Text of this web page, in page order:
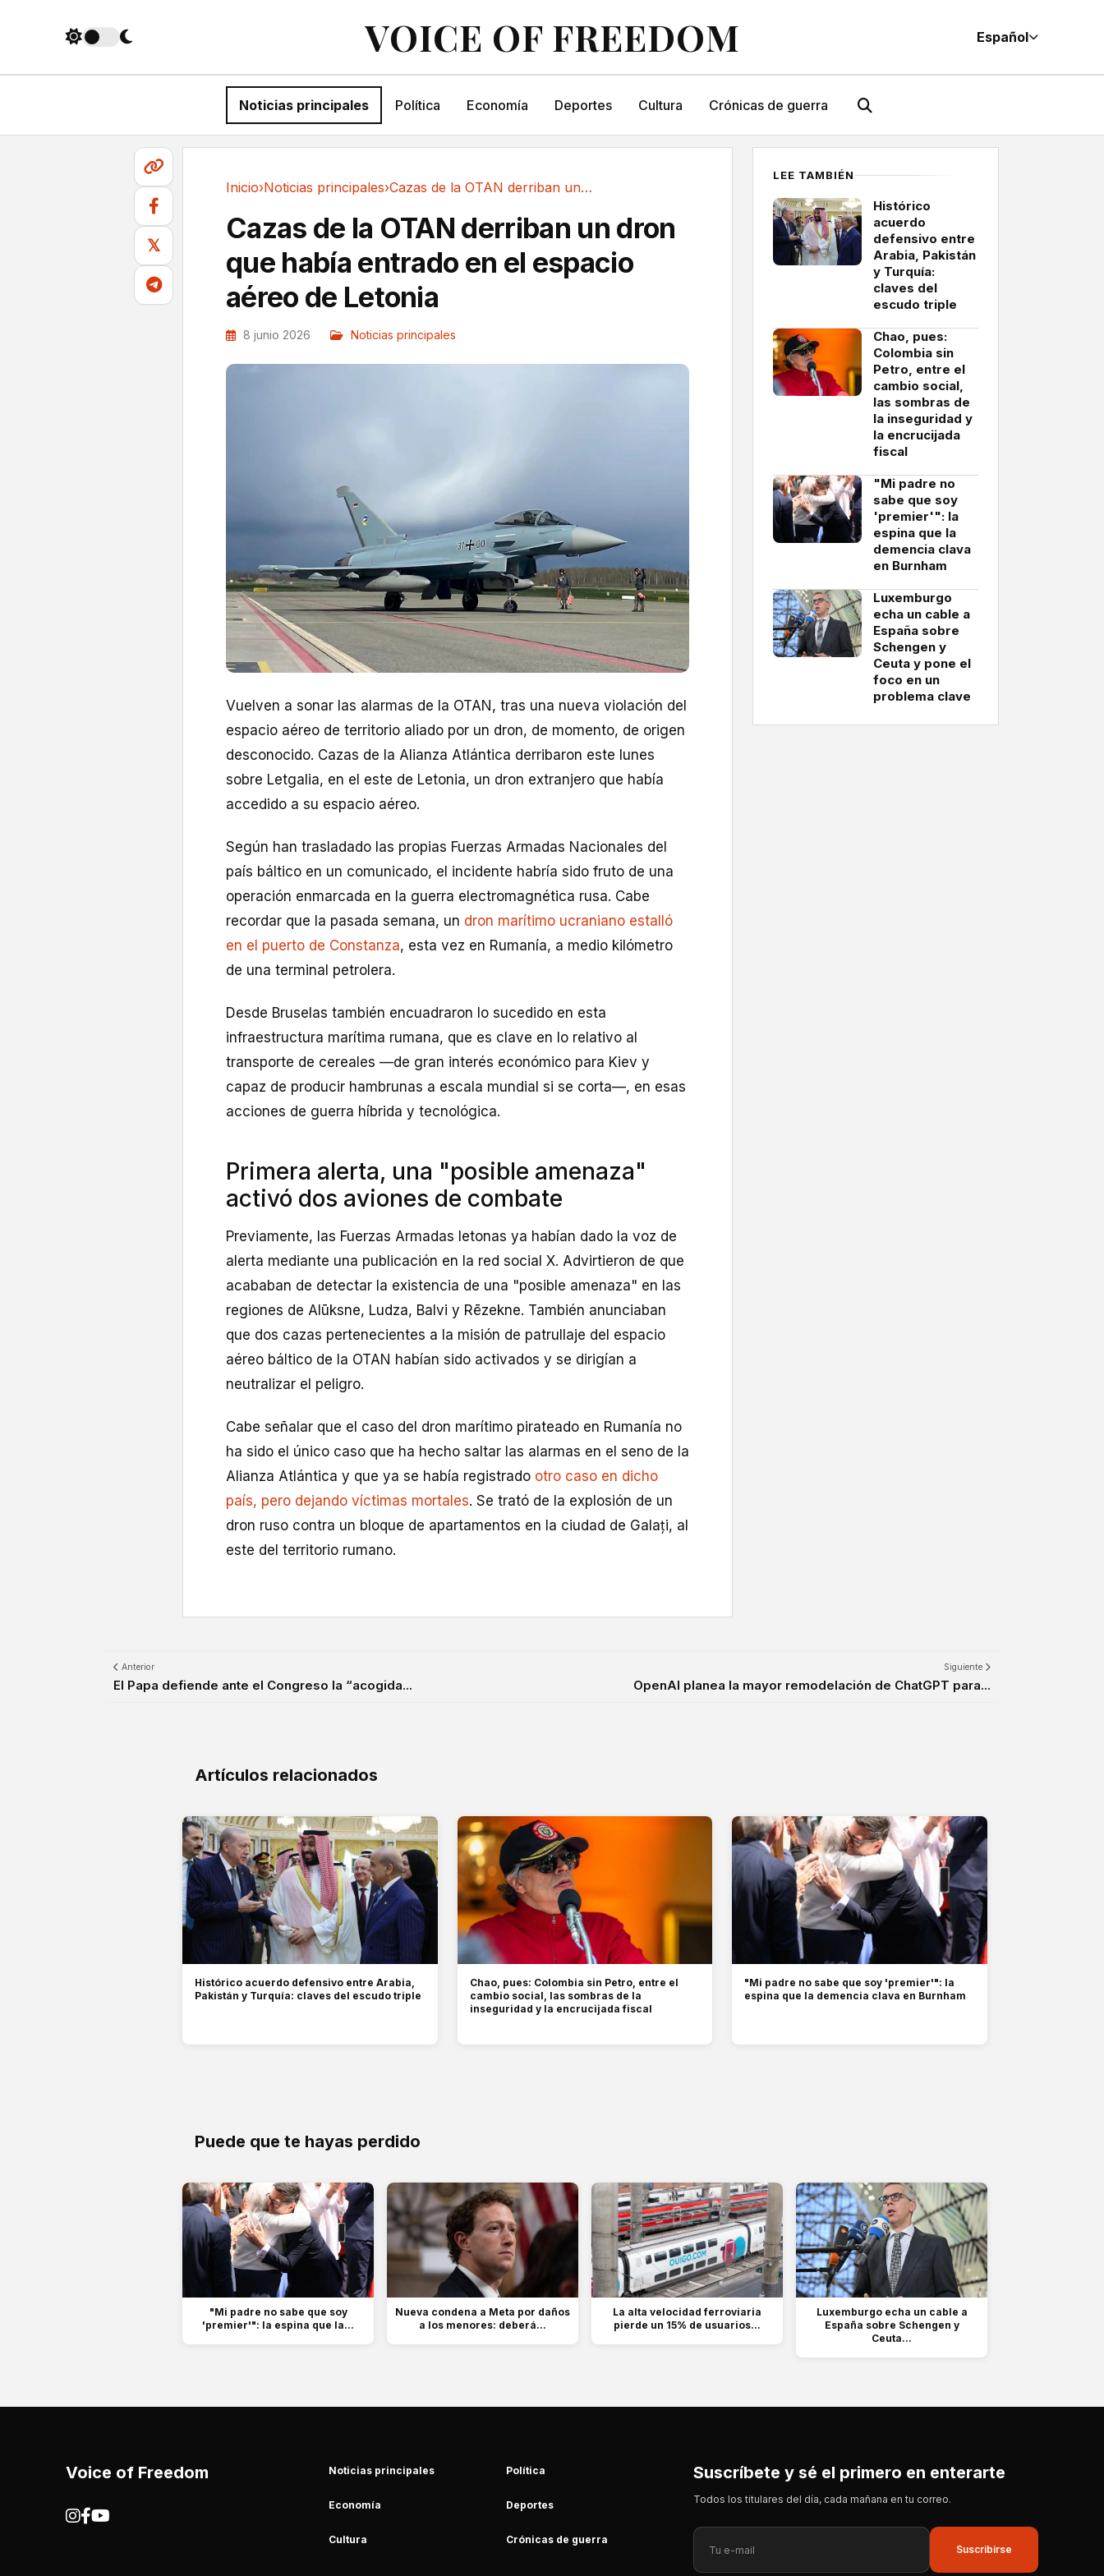
VOICE OF FREEDOM Español
Noticias principales Política Economía Deportes Cultura Crónicas de guerra
𝕏
Inicio›Noticias principales› Cazas de la OTAN derriban un dron que había...
Cazas de la OTAN derriban un dron
que había entrado en el espacio
aéreo de Letonia
8 junio 2026 Noticias principales
Vuelven a sonar las alarmas de la OTAN, tras una nueva violación del
espacio aéreo de territorio aliado por un dron, de momento, de origen
desconocido. Cazas de la Alianza Atlántica derribaron este lunes
sobre Letgalia, en el este de Letonia, un dron extranjero que había
accedido a su espacio aéreo.
Según han trasladado las propias Fuerzas Armadas Nacionales del
país báltico en un comunicado, el incidente habría sido fruto de una
operación enmarcada en la guerra electromagnética rusa. Cabe
recordar que la pasada semana, un dron marítimo ucraniano estalló
en el puerto de Constanza, esta vez en Rumanía, a medio kilómetro
de una terminal petrolera.
Desde Bruselas también encuadraron lo sucedido en esta
infraestructura marítima rumana, que es clave en lo relativo al
transporte de cereales —de gran interés económico para Kiev y
capaz de producir hambrunas a escala mundial si se corta—, en esas
acciones de guerra híbrida y tecnológica.
Primera alerta, una "posible amenaza"
activó dos aviones de combate
Previamente, las Fuerzas Armadas letonas ya habían dado la voz de
alerta mediante una publicación en la red social X. Advirtieron de que
acababan de detectar la existencia de una "posible amenaza" en las
regiones de Alūksne, Ludza, Balvi y Rēzekne. También anunciaban
que dos cazas pertenecientes a la misión de patrullaje del espacio
aéreo báltico de la OTAN habían sido activados y se dirigían a
neutralizar el peligro.
Cabe señalar que el caso del dron marítimo pirateado en Rumanía no
ha sido el único caso que ha hecho saltar las alarmas en el seno de la
Alianza Atlántica y que ya se había registrado otro caso en dicho
país, pero dejando víctimas mortales. Se trató de la explosión de un
dron ruso contra un bloque de apartamentos en la ciudad de Galați, al
este del territorio rumano.
LEE TAMBIÉN
Histórico
acuerdo
defensivo entre
Arabia, Pakistán
y Turquía:
claves del
escudo triple
Chao, pues:
Colombia sin
Petro, entre el
cambio social,
las sombras de
la inseguridad y
la encrucijada
fiscal
"Mi padre no
sabe que soy
'premier'": la
espina que la
demencia clava
en Burnham
Luxemburgo
echa un cable a
España sobre
Schengen y
Ceuta y pone el
foco en un
problema clave
Anterior
El Papa defiende ante el Congreso la “acogida...
Siguiente
OpenAI planea la mayor remodelación de ChatGPT para...
Artículos relacionados
Histórico acuerdo defensivo entre Arabia,
Pakistán y Turquía: claves del escudo triple
Chao, pues: Colombia sin Petro, entre el
cambio social, las sombras de la
inseguridad y la encrucijada fiscal
"Mi padre no sabe que soy 'premier'": la
espina que la demencia clava en Burnham
Puede que te hayas perdido
"Mi padre no sabe que soy
'premier'": la espina que la...
Nueva condena a Meta por daños
a los menores: deberá...
La alta velocidad ferroviaria
pierde un 15% de usuarios...
Luxemburgo echa un cable a
España sobre Schengen y
Ceuta...
Voice of Freedom Noticias principales Política
Economía Deportes
Cultura Crónicas de guerra
Suscríbete y sé el primero en enterarte
Todos los titulares del día, cada mañana en tu correo.
Suscribirse